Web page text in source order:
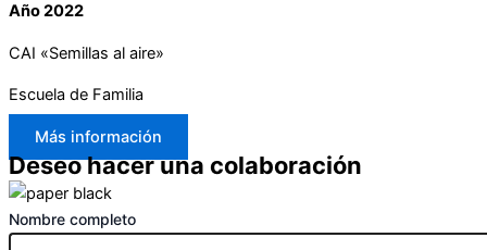
Año 2022
CAI «Semillas al aire»
Escuela de Familia
Más información
Deseo hacer una colaboración
Nombre completo